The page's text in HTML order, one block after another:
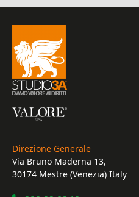
Direzione Generale
Via Bruno Maderna 13,
30174 Mestre (Venezia) Italy